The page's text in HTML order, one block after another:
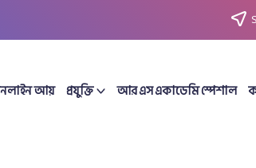
আয় প্রযুক্তি আর এস একাডেমি স্পেশাল